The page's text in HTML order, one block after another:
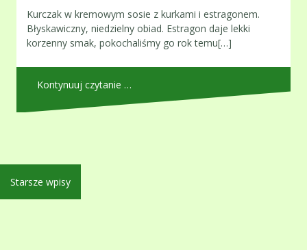
Kurczak w kremowym sosie z kurkami i estragonem.
Błyskawiczny, niedzielny obiad. Estragon daje lekki
korzenny smak, pokochaliśmy go rok temu[…]
Kontynuuj czytanie …
Nawigacja
po
Starsze wpisy